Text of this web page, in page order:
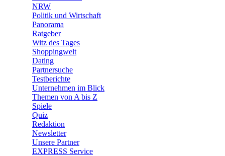
NRW
Politik und Wirtschaft
Panorama
Ratgeber
Witz des Tages
Shoppingwelt
Dating
Partnersuche
Testberichte
Unternehmen im Blick
Themen von A bis Z
Spiele
Quiz
Redaktion
Newsletter
Unsere Partner
EXPRESS Service